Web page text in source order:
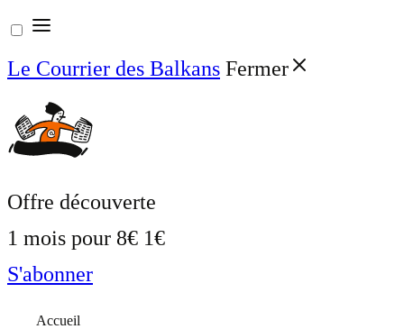
Aller
au
contenu
Le Courrier des Balkans Fermer
Offre découverte
1 mois pour 8€ 1€
S'abonner
Accueil